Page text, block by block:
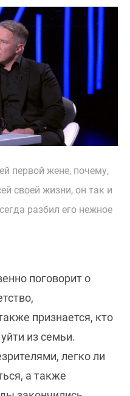
первой жене, почему,
своей жизни, он так и
разбил его нежное
поговорит о
признается, кто
из семьи.
легко ли
а также